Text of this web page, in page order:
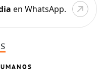
en WhatsApp.